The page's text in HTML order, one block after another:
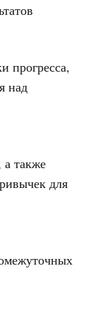
прогресса,
над
а также
для